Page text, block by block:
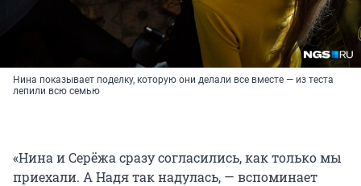
Нина показывает поделку, которую они делали все вместе — из теста
лепили всю семью
«Нина и Серёжа сразу согласились, как только мы
приехали. А Надя так надулась, — вспоминает